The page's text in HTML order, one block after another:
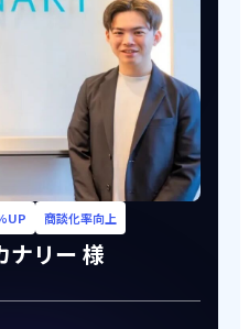
商談化率向上
ナリー 様